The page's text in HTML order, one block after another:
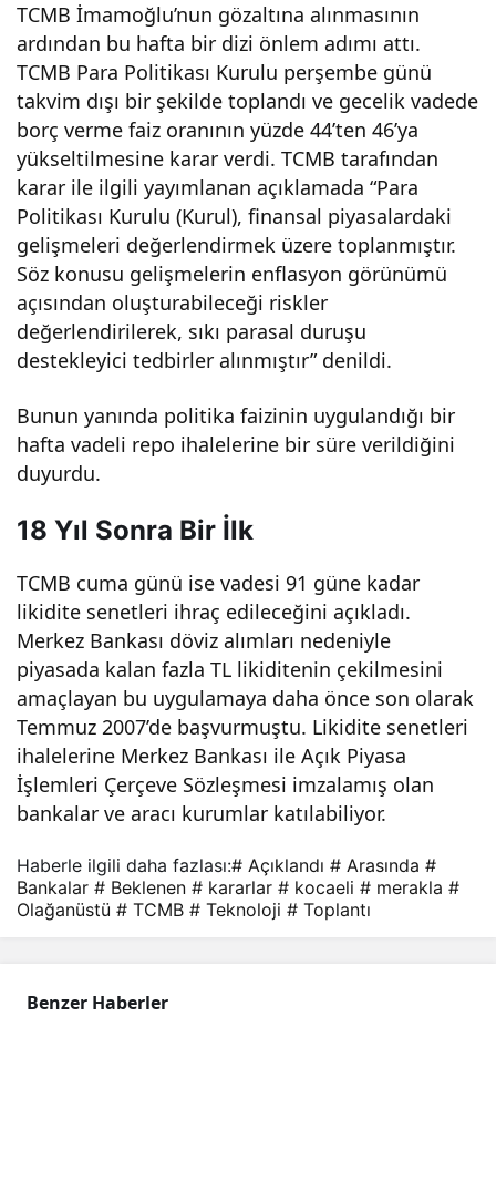
TCMB İmamoğlu’nun gözaltına alınmasının
ardından bu hafta bir dizi önlem adımı attı.
TCMB Para Politikası Kurulu perşembe günü
takvim dışı bir şekilde toplandı ve gecelik vadede
borç verme faiz oranının yüzde 44’ten 46’ya
yükseltilmesine karar verdi. TCMB tarafından
karar ile ilgili yayımlanan açıklamada “Para
Politikası Kurulu (Kurul), finansal piyasalardaki
gelişmeleri değerlendirmek üzere toplanmıştır.
Söz konusu gelişmelerin enflasyon görünümü
açısından oluşturabileceği riskler
değerlendirilerek, sıkı parasal duruşu
destekleyici tedbirler alınmıştır” denildi.
Bunun yanında politika faizinin uygulandığı bir
hafta vadeli repo ihalelerine bir süre verildiğini
duyurdu.
18 Yıl Sonra Bir İlk
TCMB cuma günü ise vadesi 91 güne kadar
likidite senetleri ihraç edileceğini açıkladı.
Merkez Bankası döviz alımları nedeniyle
piyasada kalan fazla TL likiditenin çekilmesini
amaçlayan bu uygulamaya daha önce son olarak
Temmuz 2007’de başvurmuştu. Likidite senetleri
ihalelerine Merkez Bankası ile Açık Piyasa
İşlemleri Çerçeve Sözleşmesi imzalamış olan
bankalar ve aracı kurumlar katılabiliyor.
kara
rlar
açık
land
ı!
Haberle ilgili daha fazlası:# Açıklandı # Arasında #
Bankalar # Beklenen # kararlar # kocaeli # merakla #
Olağanüstü # TCMB # Teknoloji # Toplantı
Benzer Haberler